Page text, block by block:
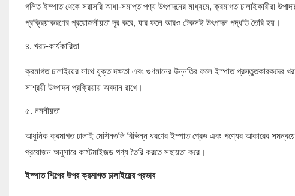
গলিত ইস্পাত থেকে সরাসরি আধা-সমাপ্ত পণ্য উৎপাদনের মাধ্যমে, ক্রমাগত ঢালাইকারীরা
প্রক্রিয়াকরণের প্রয়োজনীয়তা দূর করে, যার ফলে আরও টেকসই উৎপাদন পদ্ধতি তৈরি হয়।
৪. খরচ-কার্যকারিতা
ক্রমাগত ঢালাইয়ের সাথে যুক্ত দক্ষতা এবং গুণমানের উন্নতির ফলে ইস্পাত
সাশ্রয়ী উৎপাদন প্রক্রিয়ায় অবদান রাখে।
৫. নমনীয়তা
আধুনিক ক্রমাগত ঢালাই মেশিনগুলি বিভিন্ন ধরণের ইস্পাত গ্রেড এবং পণ্যের আকারের
প্রয়োজন অনুসারে কাস্টমাইজড পণ্য তৈরি করতে সহায়তা করে।
ইস্পাত শিল্পের উপর ক্রমাগত ঢালাইয়ের প্রভাব